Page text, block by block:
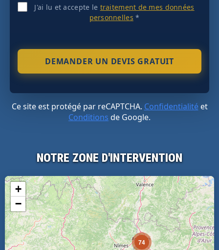
J'ai lu et accepte le traitement de mes données
personnelles *
Ce site est protégé par reCAPTCHA. Confidentialitéet
Conditions de Google.
NOTRE ZONE D'INTERVENTION
74
+
−